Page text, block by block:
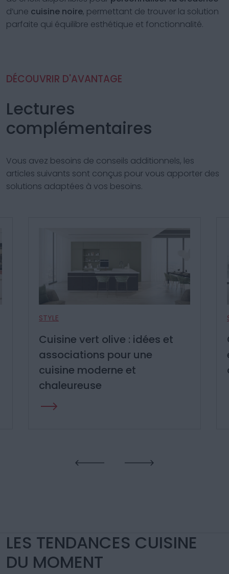
d’une cuisine noire, permettant de trouver la solution
parfaite qui équilibre esthétique et fonctionnalité.
DÉCOUVRIR D'AVANTAGE
Lectures
complémentaires
Vous avez besoins de conseils additionnels, les
articles suivants sont conçus pour vous apporter des
solutions adaptées à vos besoins.
STYLE
Cuisine gris anthracite : idées
et associations pour une
cuisine moderne et élégante
LES TENDANCES CUISINE
DU MOMENT